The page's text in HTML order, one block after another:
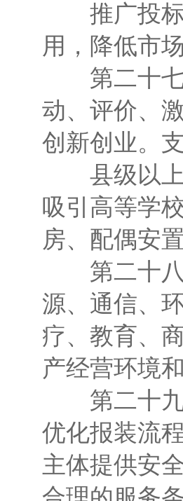
推广投标
用，降低市
第二十七
动、评价、
创新创业。
县级以上
吸引高等学
房、配偶安
第二十八
源、通信、
疗、教育、
产经营环境
第二十九
优化报装流
主体提供安